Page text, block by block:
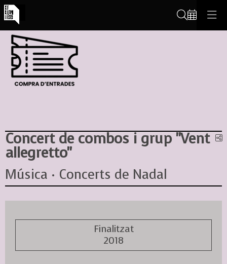
Concert de combos i grup "Vent
allegretto"
Música · Concerts de Nadal
Finalitzat
2018